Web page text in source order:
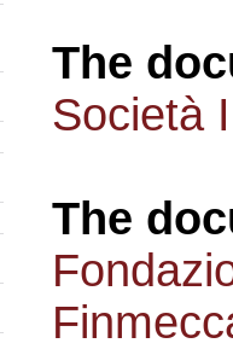
The
Società
The